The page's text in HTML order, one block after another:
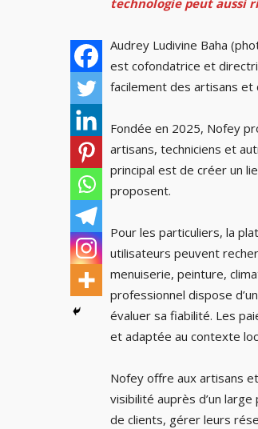
technologie peut aussi
Audrey Ludivine Baha
est cofondatrice et
facilement des artisans et
Fondée en 2025, Nofey
artisans, techniciens et
principal est de créer un
proposent.
Pour les particuliers, la
utilisateurs peuvent
menuiserie, peinture,
professionnel dispose
évaluer sa fiabilité. Les
et adaptée au contexte
Nofey offre aux artisans
visibilité auprès d’un
de clients, gérer leurs